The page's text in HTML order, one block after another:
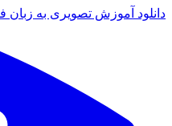
دانلود آموزش تصویری به زبان